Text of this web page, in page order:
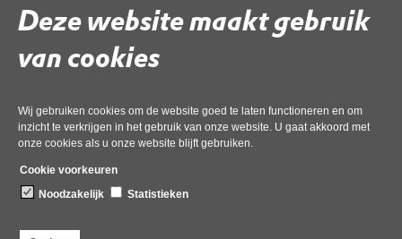
Deze website maakt gebruik
van cookies
Wij gebruiken cookies om de website goed te laten functioneren en om
inzicht te verkrijgen in het gebruik van onze website. U gaat akkoord met
onze cookies als u onze website blijft gebruiken.
Cookie voorkeuren
Noodzakelijk
Statistieken
Gebruik de onderstaande link om het document te downloaden.
pdf, 123kB
Deel deze pagina